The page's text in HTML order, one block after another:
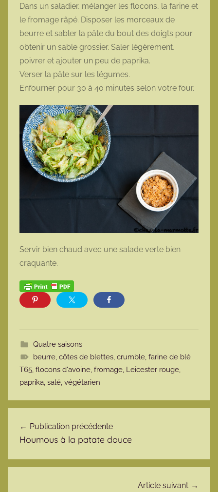
Dans un saladier, mélanger les flocons, la farine et
le fromage râpé. Disposer les morceaux de
beurre et sabler la pâte du bout des doigts pour
obtenir un sable grossier. Saler légèrement,
poivrer et ajouter un peu de paprika.
Verser la pâte sur les légumes.
Enfourner pour 30 à 40 minutes selon votre four.
Servir bien chaud avec une salade verte bien
craquante.
Quatre saisons
beurre, côtes de blettes, crumble, farine de blé
T65, flocons d'avoine, fromage, Leicester rouge,
paprika, salé, végétarien
Publication précédente
Houmous à la patate douce
Article suivant